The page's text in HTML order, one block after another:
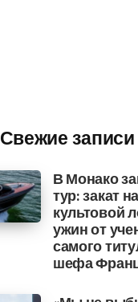
Свежие записи
В Монако
тур: закат
культовой
ужин от
самого
шефа